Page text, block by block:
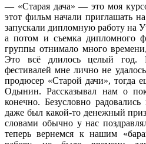
— «Старая дача» — это моя
этот фильм начали приглашать
запускали дипломную работу на
а потом и съемка дипломного
группы отнимало много
Это всё длилось целый
фестивалей мне лично не
продюсер «Старой дачи», тогда
Одынин. Рассказывал нам о
конечно. Безусловно
даже был какой-то денежный
словами обычно у нас
теперь вернемся к нашим